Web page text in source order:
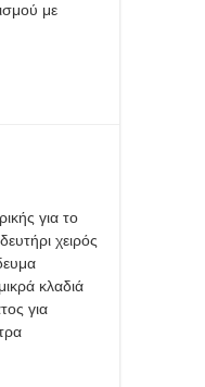
με
για το
χειρός
κλαδιά
για